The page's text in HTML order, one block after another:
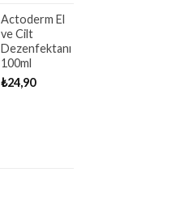
Actoderm El
ve Cilt
Dezenfektanı
100ml
₺24,90